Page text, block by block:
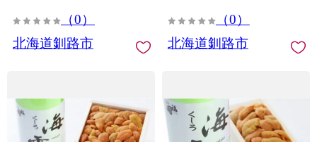
（0）
北海道釧路市
（0）
北海道釧路市